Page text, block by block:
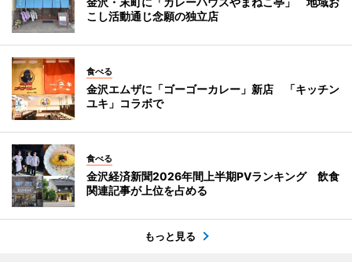
こし活動通じ念願の独立店
食べる
金沢エムザに「ゴーゴーカレー」新店 「キッチン
ユキ」コラボで
食べる
金沢経済新聞2026年間上半期PVランキング 飲食
関連記事が上位を占める
もっと見る